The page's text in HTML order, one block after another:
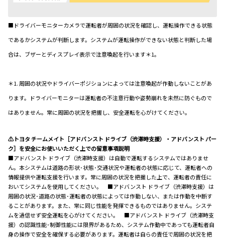
■ドライバーモニターカメラで運転者が周囲の状況を確認し、運転操作できる状態
であるかシステムが判断します。システムが運転操作ができない状態と判断した場
合は、ブザーとディスプレイ表示で注意喚起を行います＊1。
＊1. 周囲の状況やドライバーポジションによっては注意喚起が作動しないことがあ
ります。ドライバーモニターは運転者の不注意行動や姿勢崩れを未然に防ぐもので
はありません。常に周囲の状況を把握し、安全運転を心がけてください。
⚠トヨタ チームメイト［アドバンスト ドライブ（渋滞時支援）・アドバンスト パー
ク］を安全にお使いいただく上での留意事項説明
■アドバンスト ドライブ（渋滞時支援）は自動で運転するシステムではありませ
ん。本システムは道路の形状･状態･交通状況や運転者の状態に応じて、運転者への
情報提供や運転支援を行います。常に周囲の状況を把握した上で、運転者の責任に
おいてシステムを使用してください。 ■アドバンスト ドライブ（渋滞時支援）は
周囲の状況･道路の状態･運転者の状態によっては作動しない、または作動を中断す
ることがあります。また、常に同じ性能を発揮できるものではありません。システ
ムを過信せず安全運転を心がけてください。 ■アドバンスト ドライブ（渋滞時支
援）の認識性能･制御性能には限界があるため、システム作動中であっても運転者自
身の操作で安全を確保する必要があります。運転者は自らの責任で周囲の状況を把